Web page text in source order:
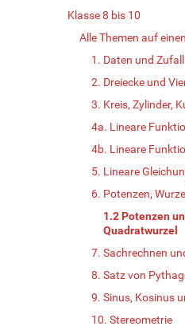
Klasse 8 bis 10
Alle Themen auf
1. Daten und Zufall
2. Dreiecke und
3. Kreis, Zylinder,
4a. Lineare
4b. Lineare
5. Lineare
6. Potenzen,
1.2 Potenzen
Quadratwurzel
7. Sachrechnen
8. Satz von
9. Sinus, Kosinus
10. Stereometrie